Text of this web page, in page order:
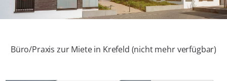
Büro/Praxis zur Miete in Krefeld (nicht mehr verfügbar)